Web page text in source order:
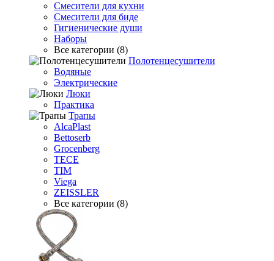
Смесители для кухни
Смесители для биде
Гигиенические души
Наборы
Все категории (8)
Полотенцесушители
Водяные
Электрические
Люки
Практика
Трапы
AlcaPlast
Bettoserb
Grocenberg
TECE
TIM
Viega
ZEISSLER
Все категории (8)